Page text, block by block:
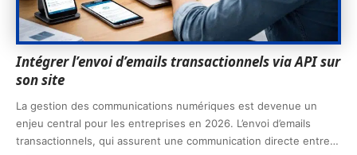
Intégrer l’envoi d’emails transactionnels via API sur
son site
La gestion des communications numériques est devenue un
enjeu central pour les entreprises en 2026. L’envoi d’emails
transactionnels, qui assurent une communication directe entre…